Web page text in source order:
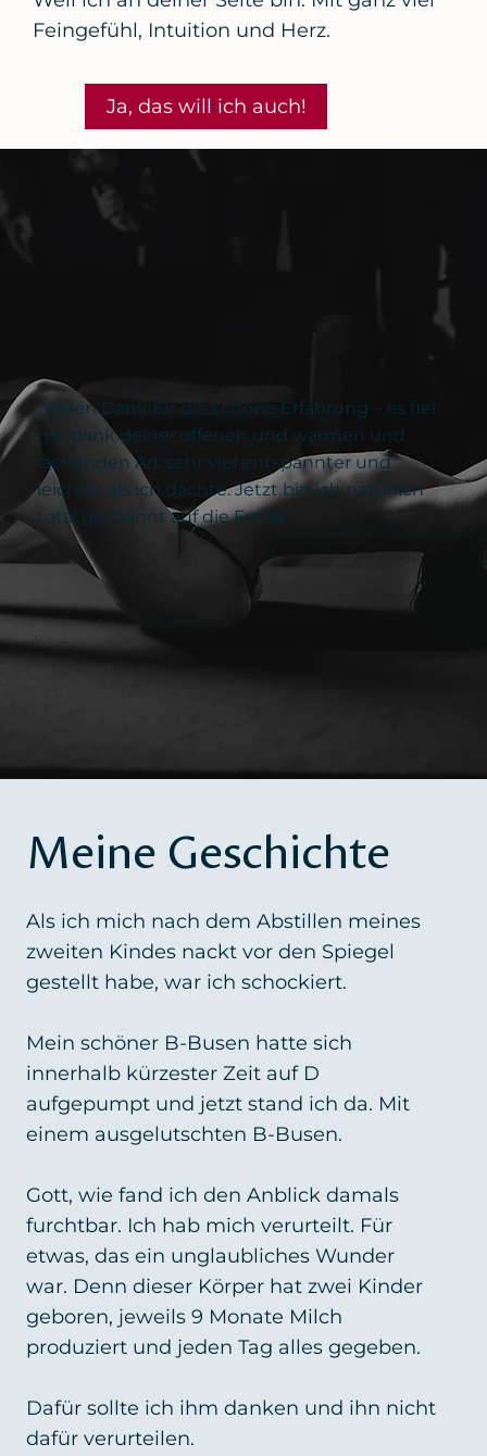
Feingefühl, Intuition und Herz.
Ja, das will ich auch!
Meine Geschichte
Als ich mich nach dem Abstillen meines
zweiten Kindes nackt vor den Spiegel
gestellt habe, war ich schockiert.
Mein schöner B-Busen hatte sich
innerhalb kürzester Zeit auf D
aufgepumpt und jetzt stand ich da. Mit
einem ausgelutschten B-Busen.
Gott, wie fand ich den Anblick damals
furchtbar. Ich hab mich verurteilt. Für
etwas, das ein unglaubliches Wunder
war. Denn dieser Körper hat zwei Kinder
geboren, jeweils 9 Monate Milch
produziert und jeden Tag alles gegeben.
Dafür sollte ich ihm danken und ihn nicht
dafür verurteilen.
„Vielen Dank für die schöne Erfahrung – es fiel
mir dank deiner offenen und warmen und
lachenden Art sehr viel entspannter und
leichter als ich dachte. Jetzt bin ich natürlich
total gespannt auf die Fotos.“​